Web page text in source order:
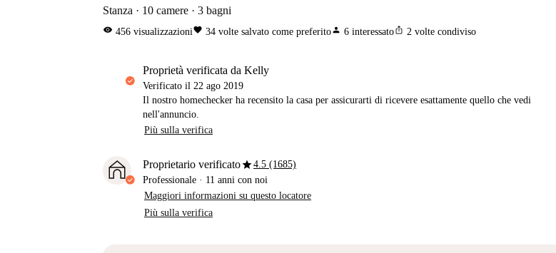
Stanza 10 camere 3 bagni
visibility 456 visualizzazionifavorite 34 volte salvato come preferitoperson 6 interessatoios_share 2 volte condiviso
proprietà verificata da Kelly
Verificato il 22 ago 2019
Il nostro homechecker ha recensito la casa per assicurarti di ricevere esattamente quello che vedi
nell'annuncio.
Più sulla verifica
Proprietario verificatostar4.5 (1685)
Professionale · 11 anni con noi
Maggiori informazioni su questo locatore
Più sulla verifica